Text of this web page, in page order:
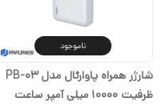
ناموجود
شارژر همراه پاوارئال مدل PB-03
ظرفیت 10000 میلی آمپر ساعت